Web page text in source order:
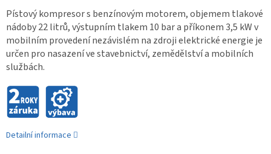
Pístový kompresor s benzínovým motorem, objemem tlakové
nádoby 22 litrů, výstupním tlakem 10 bar a příkonem 3,5 kW v
mobilním provedení nezávislém na zdroji elektrické energie je
určen pro nasazení ve stavebnictví, zemědělství a mobilních
službách.
Detailní informace